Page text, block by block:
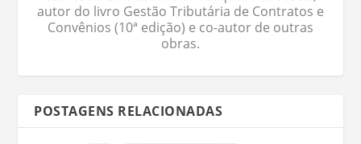
autor do livro Gestão Tributária de Contratos e
Convênios (10ª edição) e co-autor de outras
obras.
POSTAGENS RELACIONADAS